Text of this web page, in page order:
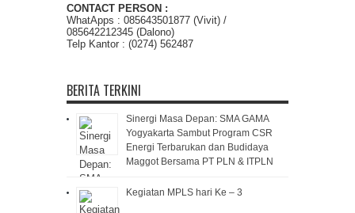
CONTACT PERSON :
WhatApps : 085643501877 (Vivit) /
085642212345 (Dalono)
Telp Kantor : (0274) 562487
BERITA TERKINI
Sinergi Masa Depan: SMA GAMA
Yogyakarta Sambut Program CSR
Energi Terbarukan dan Budidaya
Maggot Bersama PT PLN & ITPLN
Kegiatan MPLS hari Ke – 3